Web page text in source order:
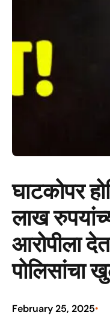
घाटकोपर
लाख
आरोपीला
पोलिसांचा
February 25, 2025•